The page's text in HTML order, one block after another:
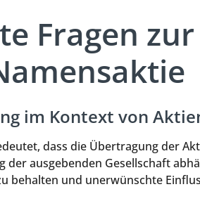
Fragen zur
im Kontext von
dass die Übertragung der
ausgebenden Gesellschaft
behalten und unerwünschte